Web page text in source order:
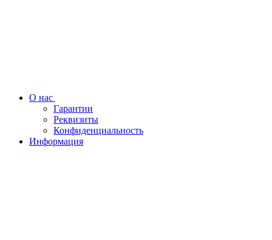
О нас
Гарантии
Реквизиты
Конфиденциальность
Информация